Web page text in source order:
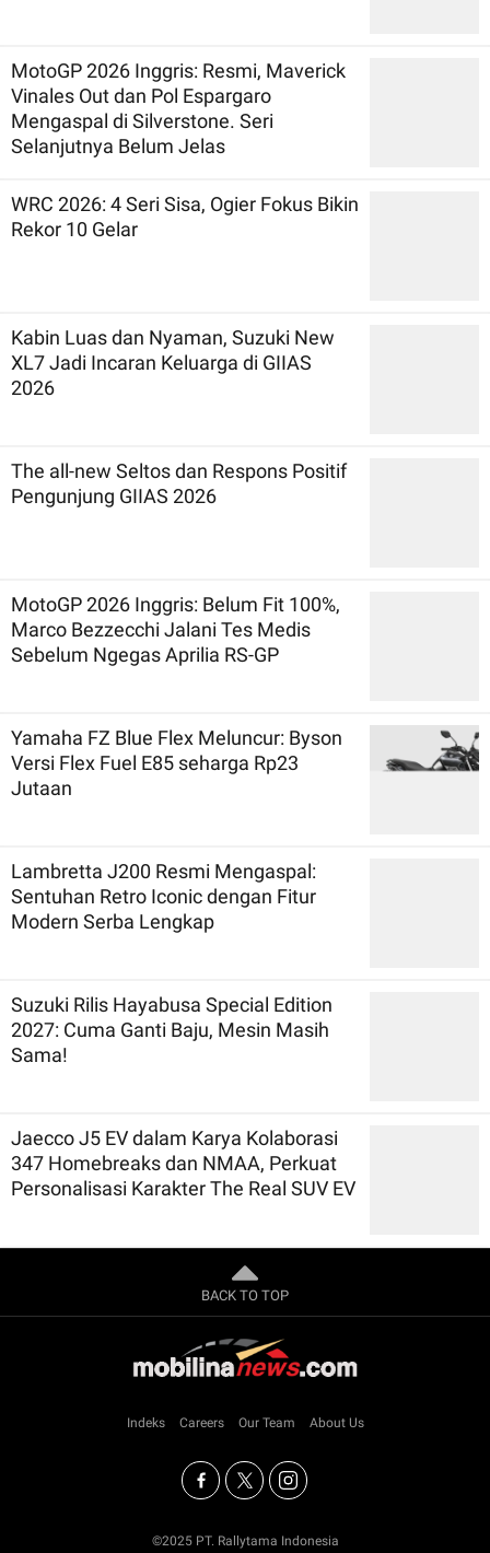
MotoGP 2026 Inggris: Resmi, Maverick
Vinales Out dan Pol Espargaro
Mengaspal di Silverstone. Seri
Selanjutnya Belum Jelas
WRC 2026: 4 Seri Sisa, Ogier Fokus Bikin
Rekor 10 Gelar
Kabin Luas dan Nyaman, Suzuki New
XL7 Jadi Incaran Keluarga di GIIAS
2026
The all-new Seltos dan Respons Positif
Pengunjung GIIAS 2026
MotoGP 2026 Inggris: Belum Fit 100%,
Marco Bezzecchi Jalani Tes Medis
Sebelum Ngegas Aprilia RS-GP
Yamaha FZ Blue Flex Meluncur: Byson
Versi Flex Fuel E85 seharga Rp23
Jutaan
Lambretta J200 Resmi Mengaspal:
Sentuhan Retro Iconic dengan Fitur
Modern Serba Lengkap
Suzuki Rilis Hayabusa Special Edition
2027: Cuma Ganti Baju, Mesin Masih
Sama!
Jaecco J5 EV dalam Karya Kolaborasi
347 Homebreaks dan NMAA, Perkuat
Personalisasi Karakter The Real SUV EV
BACK TO TOP
Indeks Careers Our Team About Us
©2025 PT. Rallytama Indonesia